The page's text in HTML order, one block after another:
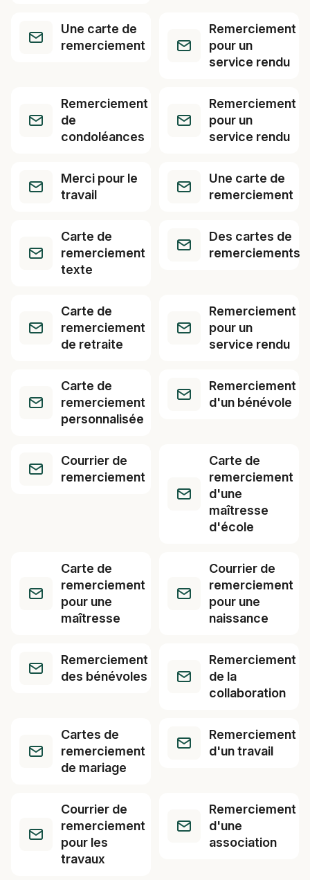
Une carte de
remerciement
Remerciement
pour un
service rendu
Remerciement
de
condoléances
Remerciement
pour un
service rendu
Merci pour le
travail
Une carte de
remerciement
Carte de
remerciement
texte
Des cartes de
remerciements
Carte de
remerciement
de retraite
Remerciement
pour un
service rendu
Carte de
remerciement
personnalisée
Remerciement
d'un bénévole
Courrier de
remerciement
Carte de
remerciement
d'une
maîtresse
d'école
Carte de
remerciement
pour une
maîtresse
Courrier de
remerciement
pour une
naissance
Remerciement
des bénévoles
Remerciement
de la
collaboration
Cartes de
remerciement
de mariage
Remerciement
d'un travail
Courrier de
remerciement
pour les
travaux
Remerciement
d'une
association